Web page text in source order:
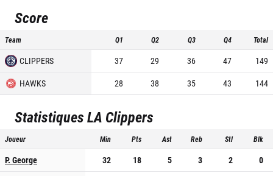
Score
Team Q1 Q2 Q3 Q4 Total
CLIPPERS 37 29 36 47
149
HAWKS
28 38 35 43 144
StatistiquesLA Clippers
Joueur Min Pts Ast Reb Stl Blk
P. George 32 18 5 3 2
0